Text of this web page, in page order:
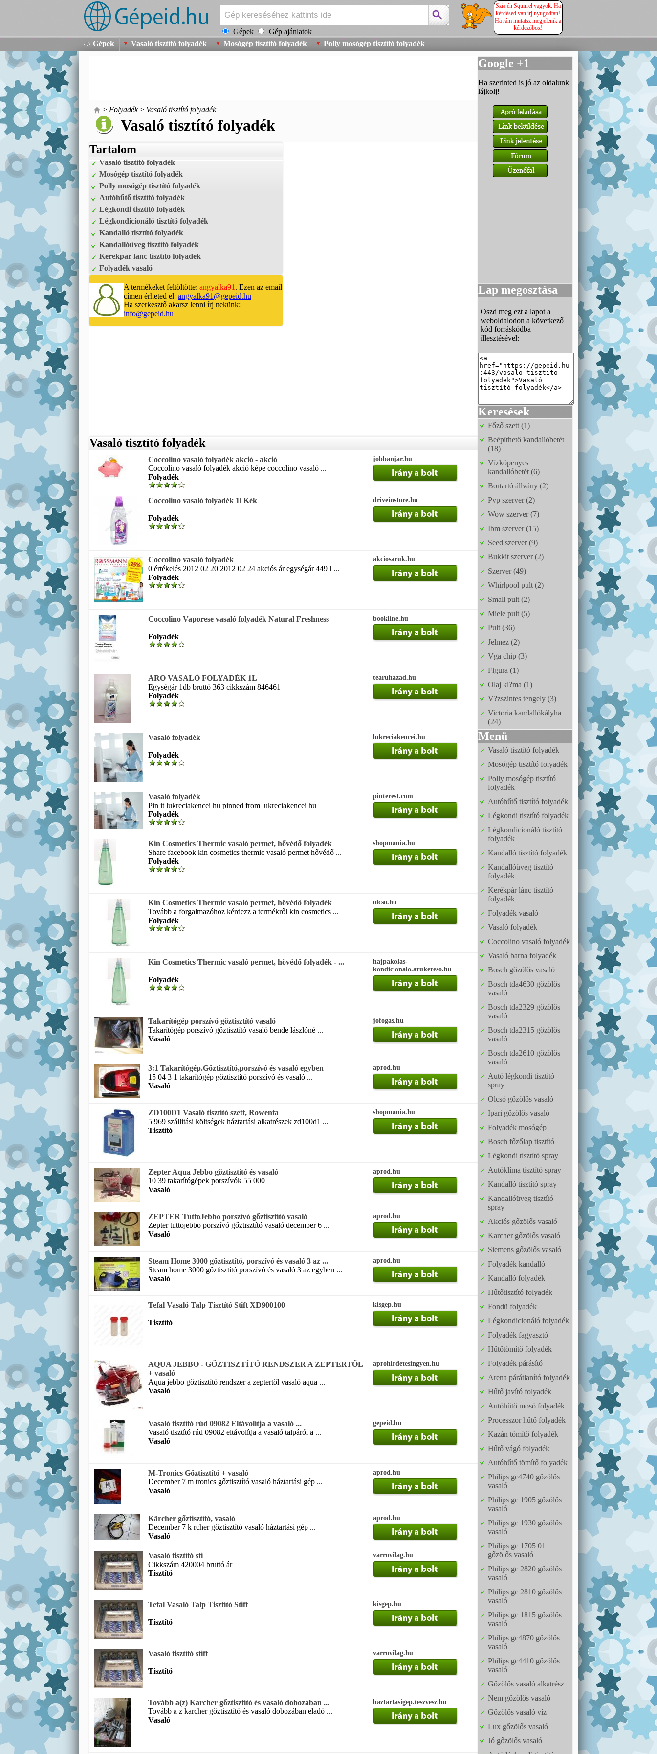
Gépek Gép ajánlatok
Szia én Squirrel vagyok. Ha
kérdésed van írj nyugodtan!
Ha rám mutatsz megjelenik a
kérdezőbox!
Gépek Vasaló tisztító folyadék Mosógép tisztító folyadék Polly mosógép tisztító folyadék
> Folyadék> Vasaló tisztító folyadék
Vasaló tisztító folyadék
Tartalom
Vasaló tisztító folyadék
Mosógép tisztító folyadék
Polly mosógép tisztító folyadék
Autóhűtő tisztító folyadék
Légkondi tisztító folyadék
Légkondicionáló tisztító folyadék
Kandalló tisztító folyadék
Kandallóüveg tisztító folyadék
Kerékpár lánc tisztító folyadék
Folyadék vasaló
A termékeket feltöltötte: angyalka91 . Ezen az email
címen érheted el: angyalka91@gepeid.hu
Ha szerkesztő akarsz lenni írj nekünk:
info@gepeid.hu
Vasaló tisztító folyadék
Coccolino vasaló folyadék akció - akció
Coccolino vasaló folyadék akció képe coccolino vasaló ...
Folyadék
jobbanjar.hu
Coccolino vasaló folyadék 1l Kék
Folyadék
driveinstore.hu
Coccolino vasaló folyadék
0 értékelés 2012 02 20 2012 02 24 akciós ár egységár 449 l ...
Folyadék
akciosaruk.hu
Coccolino Vaporese vasaló folyadék Natural Freshness
Folyadék
bookline.hu
ARO VASALÓ FOLYADÉK 1L
Egységár 1db bruttó 363 cikkszám 846461
Folyadék
tearuhazad.hu
Vasaló folyadék
Folyadék
lukreciakencei.hu
Vasaló folyadék
Pin it lukreciakencei hu pinned from lukreciakencei hu
Folyadék
pinterest.com
Kin Cosmetics Thermic vasaló permet, hővédő folyadék
Share facebook kin cosmetics thermic vasaló permet hővédő ...
Folyadék
shopmania.hu
Kin Cosmetics Thermic vasaló permet, hővédő folyadék
Tovább a forgalmazóhoz kérdezz a termékről kin cosmetics ...
Folyadék
olcso.hu
Kin Cosmetics Thermic vasaló permet, hővédő folyadék - ...
Folyadék
hajpakolas-
kondicionalo.arukereso.hu
Takarítógép porszívó gőztisztító vasaló
Takarítógép porszívó gőztisztító vasaló bende lászlóné ...
Vasaló
jofogas.hu
3:1 Takarítógép.Gőztisztító,porszívó és vasaló egyben
15 04 3 1 takarítógép gőztisztító porszívó és vasaló ...
Vasaló
aprod.hu
ZD100D1 Vasaló tisztító szett, Rowenta
5 969 szállitási költségek háztartási alkatrészek zd100d1 ...
Tisztító
shopmania.hu
Zepter Aqua Jebbo gőztisztító és vasaló
10 39 takarítógépek porszívók 55 000
Vasaló
aprod.hu
ZEPTER TuttoJebbo porszívó gőztisztító vasaló
Zepter tuttojebbo porszívó gőztisztító vasaló december 6 ...
Vasaló
aprod.hu
Steam Home 3000 gőztisztító, porszívó és vasaló 3 az ...
Steam home 3000 gőztisztító porszívó és vasaló 3 az egyben ...
Vasaló
aprod.hu
Tefal Vasaló Talp Tisztító Stift XD900100
Tisztító
kisgep.hu
AQUA JEBBO - GŐZTISZTÍTÓ RENDSZER A ZEPTERTŐL
+ vasaló
Aqua jebbo gőztisztító rendszer a zeptertől vasaló aqua ...
Vasaló
aprohirdetesingyen.hu
Vasaló tisztító rúd 09082 Eltávolítja a vasaló ...
Vasaló tisztító rúd 09082 eltávolítja a vasaló talpáról a ...
Vasaló
gepeid.hu
M-Tronics Gőztisztító + vasaló
December 7 m tronics gőztisztító vasaló háztartási gép ...
Vasaló
aprod.hu
Kärcher gőztisztító, vasaló
December 7 k rcher gőztisztító vasaló háztartási gép ...
Vasaló
aprod.hu
Vasaló tisztító sti
Cikkszám 420004 bruttó ár
Tisztító
varrovilag.hu
Tefal Vasaló Talp Tisztító Stift
Tisztító
kisgep.hu
Vasaló tisztító stift
Tisztító
varrovilag.hu
Tovább a(z) Karcher gőztisztító és vasaló dobozában ...
Tovább a z karcher gőztisztító és vasaló dobozában eladó ...
Vasaló
haztartasigep.teszvesz.hu
Google +1
Ha szerinted is jó az oldalunk
lájkolj!
Lap megosztása
Oszd meg ezt a lapot a
weboldalodon a következő
kód forráskódba
illesztésével:
Keresések
Főző szett (1)
Beépíthető kandallóbetét
(18)
Vízköpenyes
kandallóbetét (6)
Bortartó állvány (2)
Pvp szerver (2)
Wow szerver (7)
Ibm szerver (15)
Seed szerver (9)
Bukkit szerver (2)
Szerver (49)
Whirlpool pult (2)
Small pult (2)
Miele pult (5)
Pult (36)
Jelmez (2)
Vga chip (3)
Figura (1)
Olaj kl?ma (1)
V?zszintes tengely (3)
Victoria kandallókályha
(24)
Menü
Vasaló tisztító folyadék
Mosógép tisztító folyadék
Polly mosógép tisztító
folyadék
Autóhűtő tisztító folyadék
Légkondi tisztító folyadék
Légkondicionáló tisztító
folyadék
Kandalló tisztító folyadék
Kandallóüveg tisztító
folyadék
Kerékpár lánc tisztító
folyadék
Folyadék vasaló
Vasaló folyadék
Coccolino vasaló folyadék
Vasaló barna folyadék
Bosch gőzölős vasaló
Bosch tda4630 gőzölős
vasaló
Bosch tda2329 gőzölős
vasaló
Bosch tda2315 gőzölős
vasaló
Bosch tda2610 gőzölős
vasaló
Autó légkondi tisztító
spray
Olcsó gőzölős vasaló
Ipari gőzölős vasaló
Folyadék mosógép
Bosch főzőlap tisztító
Légkondi tisztító spray
Autóklíma tisztító spray
Kandalló tisztító spray
Kandallóüveg tisztító
spray
Akciós gőzölős vasaló
Karcher gőzölős vasaló
Siemens gőzölős vasaló
Folyadék kandalló
Kandalló folyadék
Hűtőtisztító folyadék
Fondü folyadék
Légkondicionáló folyadék
Folyadék fagyasztó
Hűtőtömítő folyadék
Folyadék párásító
Arena párátlanító folyadék
Hűtő javító folyadék
Autóhűtő mosó folyadék
Processzor hűtő folyadék
Kazán tömítő folyadék
Hűtő vágó folyadék
Autóhűtő tömítő folyadék
Philips gc4740 gőzölős
vasaló
Philips gc 1905 gőzölős
vasaló
Philips gc 1930 gőzölős
vasaló
Philips gc 1705 01
gőzölős vasaló
Philips gc 2820 gőzölős
vasaló
Philips gc 2810 gőzölős
vasaló
Philips gc 1815 gőzölős
vasaló
Philips gc4870 gőzölős
vasaló
Philips gc4410 gőzölős
vasaló
Gőzölős vasaló alkatrész
Nem gőzölős vasaló
Gőzölős vasaló víz
Lux gőzölős vasaló
Jó gőzölős vasaló